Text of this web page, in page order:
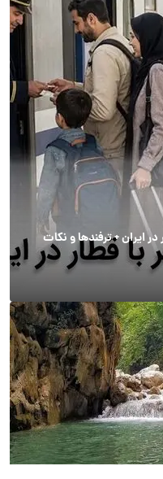
ایران + ترفندها و نکات